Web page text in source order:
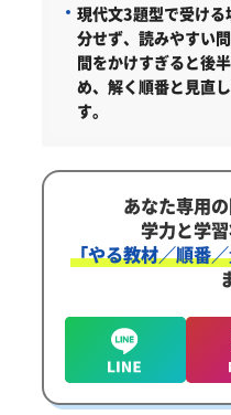
現代文3題型で受け
分せず、読みやすい
間をかけすぎると後
め、解く順番と見直
す。
あなた専用
学力と学
「やる教材／順番